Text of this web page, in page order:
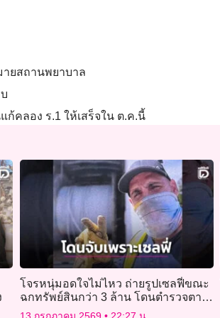
ยสถานพยาบาล
ก้คลอง ร.1 ให้เสร็จใน ต.ค.นี้
โจรหนุ่มอดใจไม่ไหว ถ่ายรูปเซลฟี่ขณะ
ฉกทรัพย์สินกว่า 3 ล้าน โดนตำรวจตาม
รอยจนเจอ